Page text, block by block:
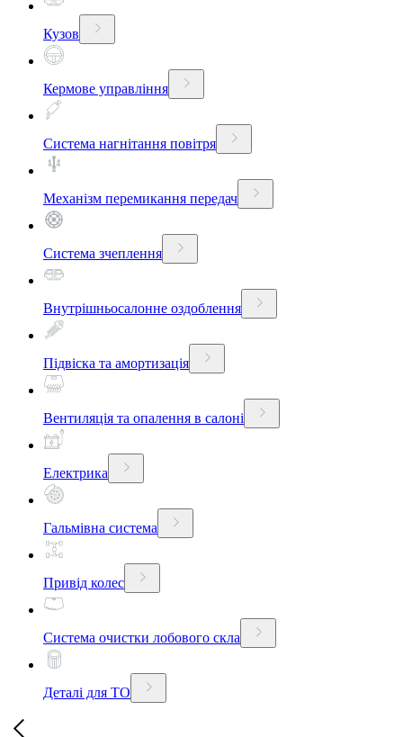
Кузов
Кермове управління
Система нагнітання повітря
Механізм перемикання передач
Система зчеплення
Внутрішньосалонне оздоблення
Підвіска та амортизація
Вентиляція та опалення в салоні
Електрика
Гальмівна система
Привід колес
Система очистки лобового скла
Деталі для ТО